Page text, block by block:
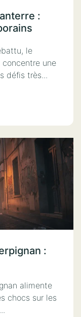
:
le
concentre une
très...
:
alimente
chocs sur les